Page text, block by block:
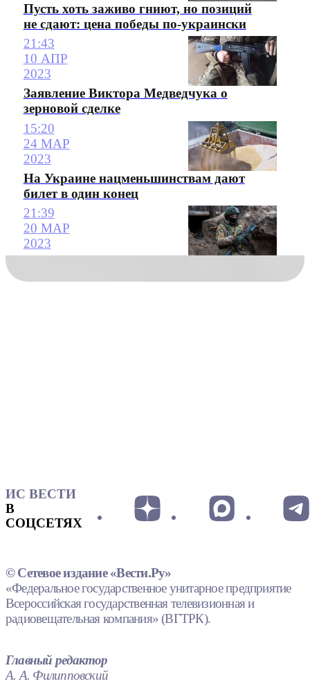
Пусть хоть заживо гниют, но позиций
не сдают: цена победы по-украински
21:43
10 АПР
2023
Заявление Виктора Медведчука о
зерновой сделке
15:20
24 МАР
2023
На Украине нацменьшинствам дают
билет в один конец
21:39
20 МАР
2023
ИС ВЕСТИ
В
СОЦСЕТЯХ
© Сетевое издание «Вести.Ру»
«Федеральное государственное унитарное предприятие
Всероссийская государственная телевизионная и
радиовещательная компания» (ВГТРК).
Главный редактор
А. А. Филипповский